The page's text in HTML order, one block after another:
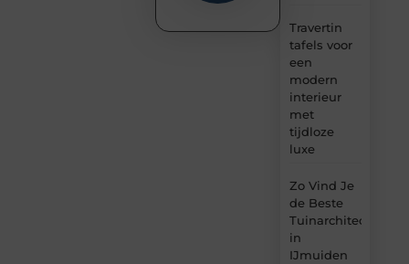
Travertin
tafels voor
een
modern
interieur
met
tijdloze
luxe
Zo Vind Je
de Beste
Tuinarchitect
in
IJmuiden